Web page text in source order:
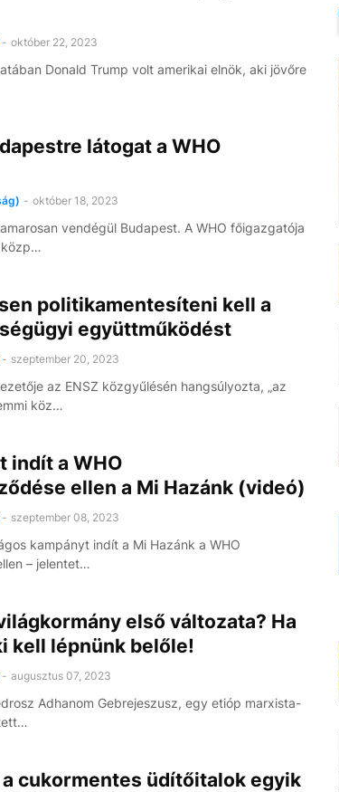
- október 22, 2023
Donald Trump volt amerikai elnök, aki jövőre
látogat a WHO
- október 18, 2023
vendégül Budapest. A WHO főigazgatója
közp…
politikamentesíteni kell a
együttműködést
- szeptember 20, 2023
az ENSZ közgyűlésén hangsúlyozta, „az
köz…
indít a WHO
ellen a Mi Hazánk (videó)
- szeptember 08, 2023
kampányt indít a Mi Hazánk a WHO
– jelentet…
első változata? Ha
kell lépnünk belőle!
- augusztus 07, 2023
Adhanom Gebrejeszusz, egy etióp marxista-
cukormentes üdítőitalok egyik